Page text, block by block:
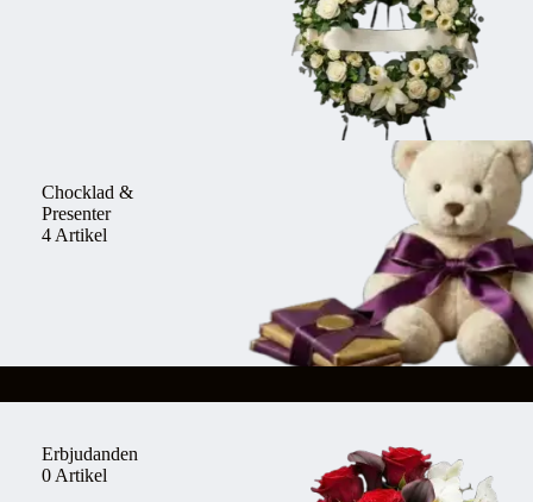
Chocklad &
Presenter
4 Artikel
Erbjudanden
0 Artikel